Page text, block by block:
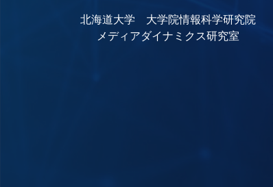
北海道大学 大学院情報科学研究院
メディアダイナミクス研究室